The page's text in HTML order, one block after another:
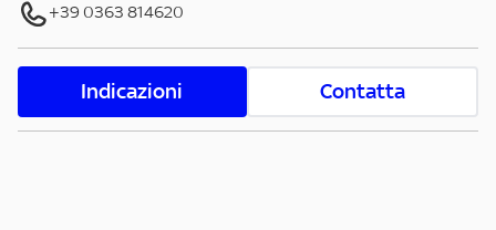
+39 0363 814620
Indicazioni Contatta